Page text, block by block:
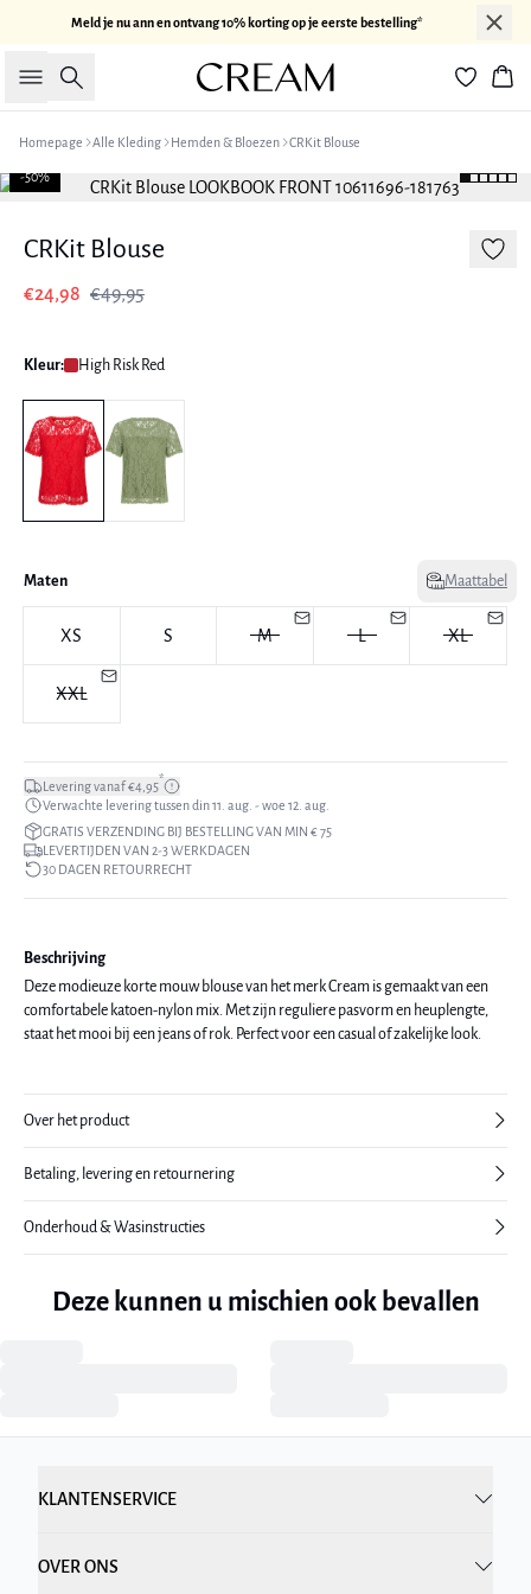
Meld je nu ann en ontvang 10% korting op je eerste bestelling*
Zoeken
Homepage Alle Kleding Hemden & Bloezen CRKit Blouse
-50%
CRKit Blouse
€24,98 €49,95
Kleur: High Risk Red
Maten Maattabel
XS S M L XL
XXL
Levering vanaf €4,95*
Verwachte levering tussen din 11. aug. - woe 12. aug.
GRATIS VERZENDING BIJ BESTELLING VAN MIN € 75
LEVERTIJDEN VAN 2-3 WERKDAGEN
30 DAGEN RETOURRECHT
Beschrijving
Deze modieuze korte mouw blouse van het merk Cream is gemaakt van een
comfortabele katoen-nylon mix. Met zijn reguliere pasvorm en heuplengte,
staat het mooi bij een jeans of rok. Perfect voor een casual of zakelijke look.
Over het product
Betaling, levering en retournering
Onderhoud & Wasinstructies
Deze kunnen u mischien ook bevallen
KLANTENSERVICE
OVER ONS